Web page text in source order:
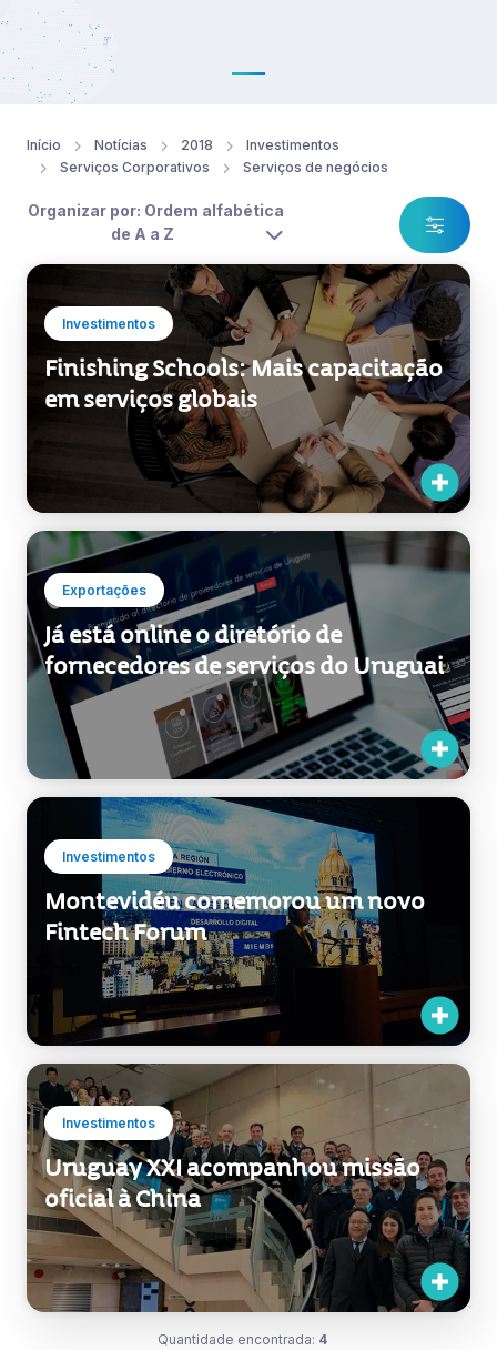
Início Notícias 2018
Investimentos
Serviços Corporativos
Serviços de negócios
Organizar por: Ordem alfabética
de A a Z
Investimentos
Finishing Schools: Mais capacitação
em serviços globais
Exportações
Já está online o diretório de
fornecedores de serviços do Uruguai
Investimentos
Montevidéu comemorou um novo
Fintech Forum
Investimentos
Uruguay XXI acompanhou missão
oficial à China
Quantidade encontrada: 4